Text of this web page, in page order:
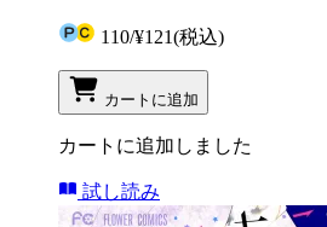
110/¥121(税込)
カートに追加
カートに追加しました
試し読み